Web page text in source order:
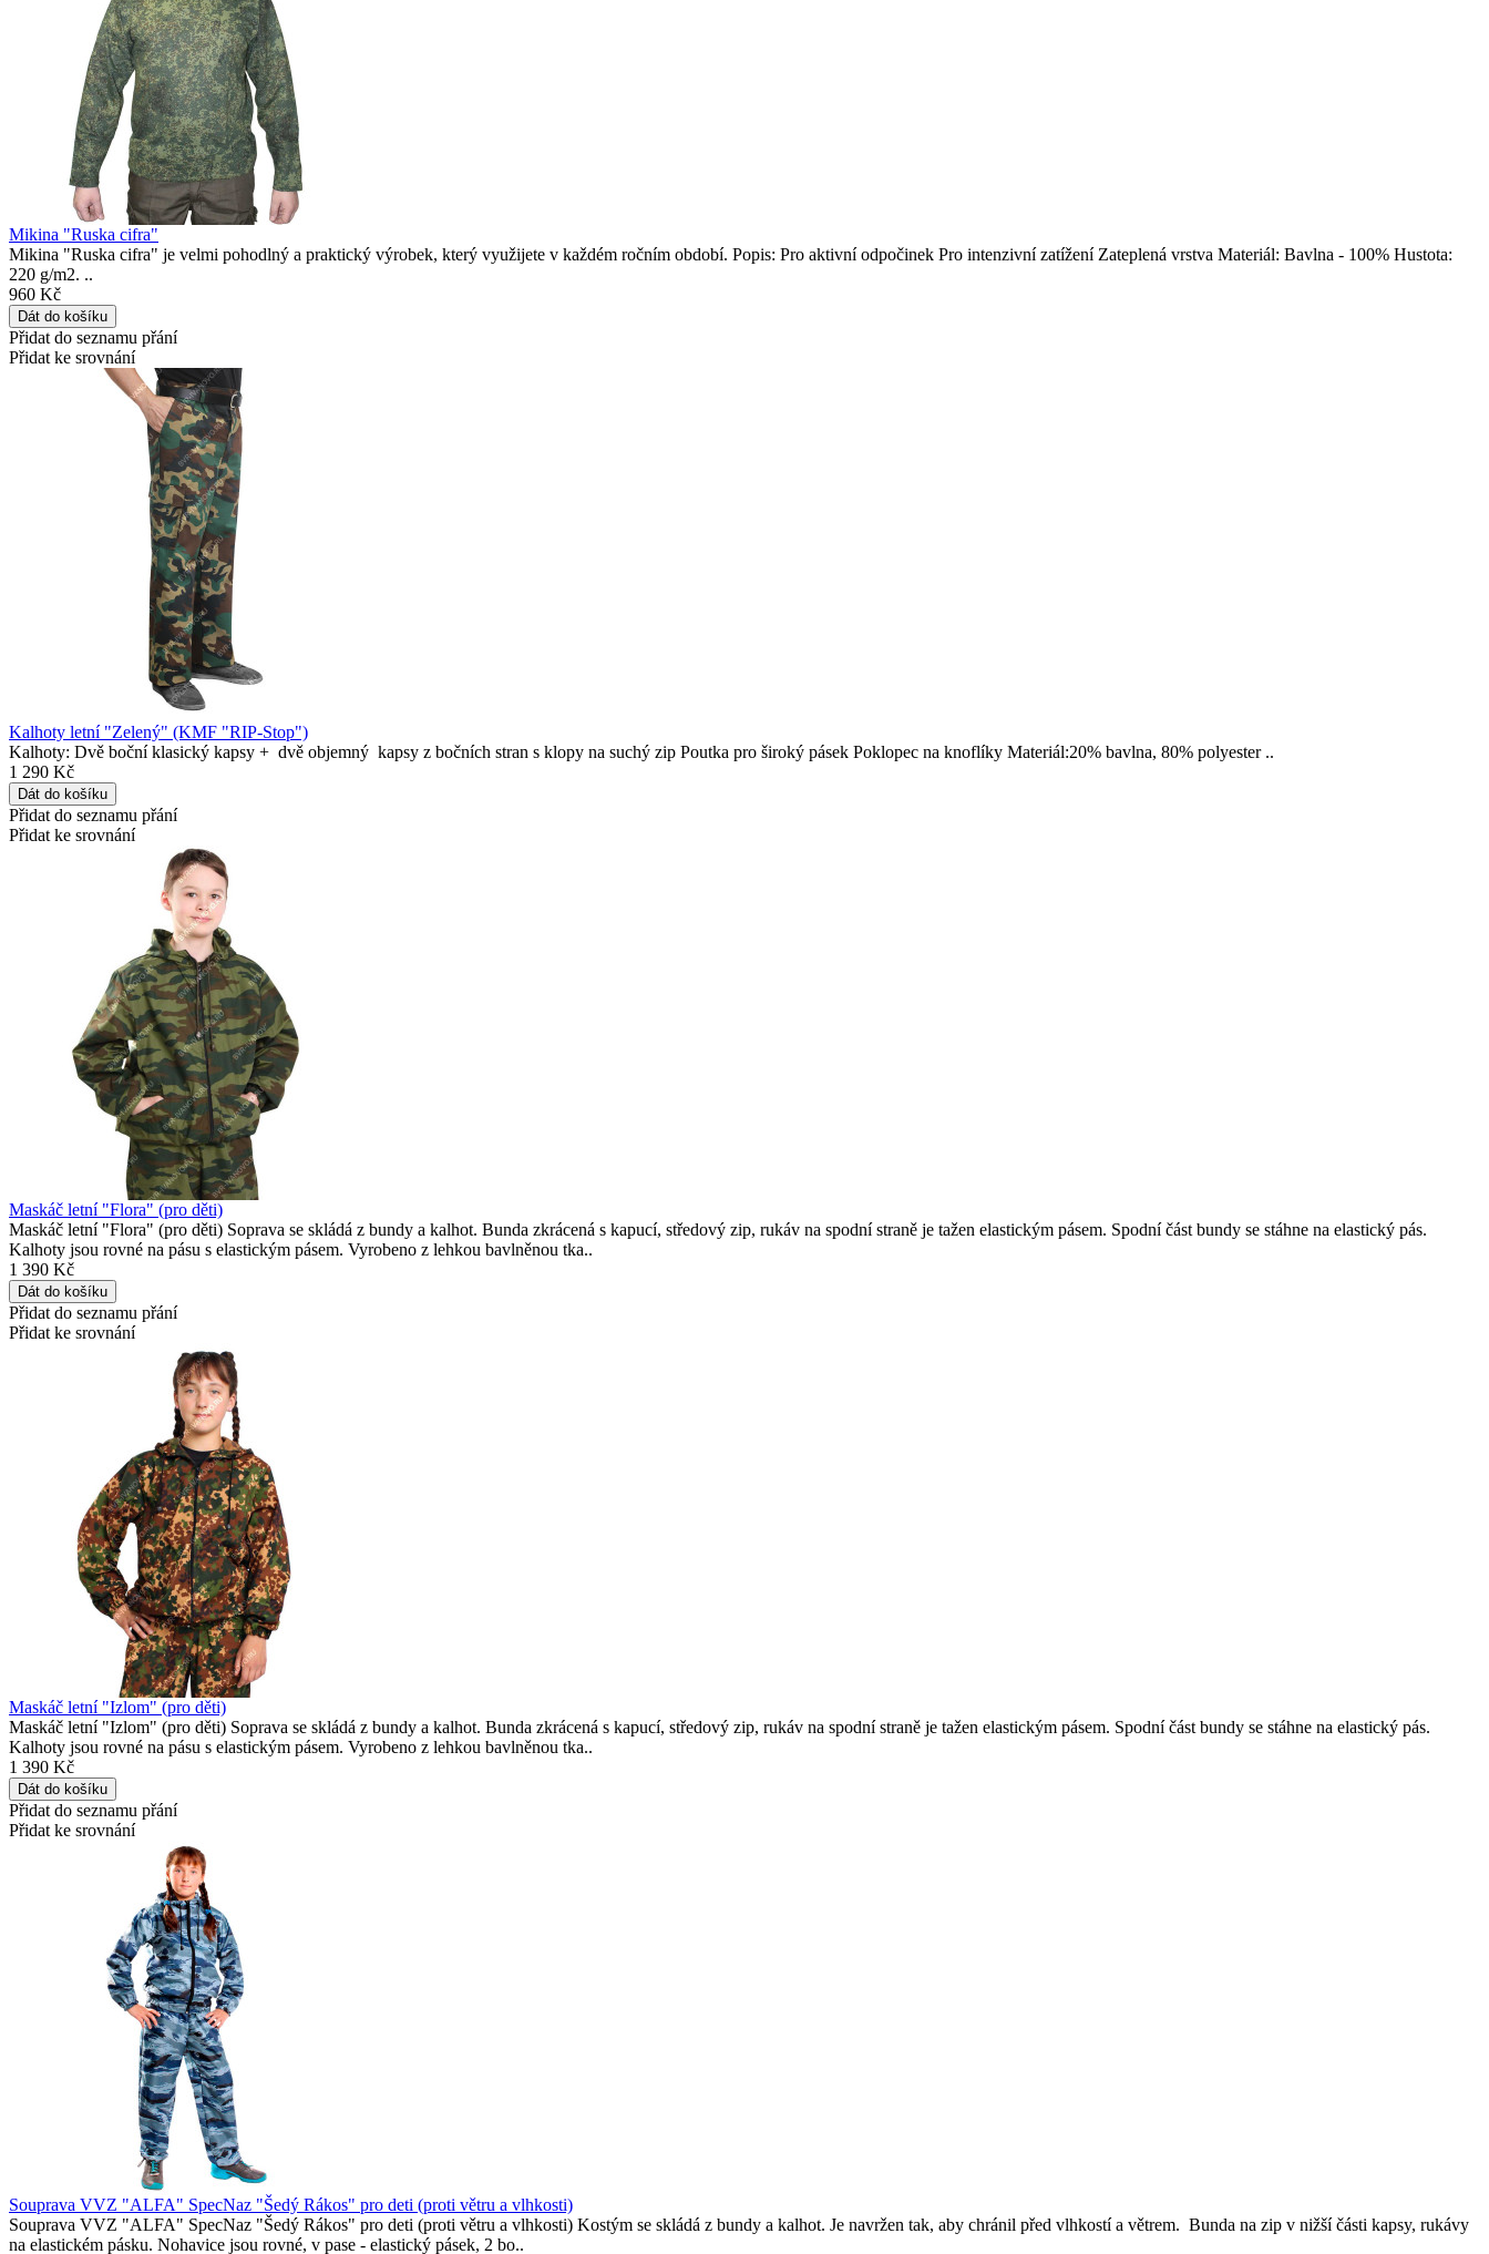
Mikina "Ruska cifra"
Mikina "Ruska cifra" je velmi pohodlný a praktický výrobek, který využijete v každém ročním období. Popis: Pro aktivní odpočinek Pro intenzivní zatížení Zateplená vrstva Materiál: Bavlna - 100% Hustota:
220 g/m2. ..
960 Kč
Přidat do seznamu přání
Přidat ke srovnání
Kalhoty letní "Zelený" (KMF "RIP-Stop")
Kalhoty: Dvě boční klasický kapsy + dvě objemný kapsy z bočních stran s klopy na suchý zip Poutka pro široký pásek Poklopec na knoflíky Materiál:20% bavlna, 80% polyester ..
1 290 Kč
Přidat do seznamu přání
Přidat ke srovnání
Maskáč letní "Flora" (pro děti)
Maskáč letní "Flora" (pro děti) Soprava se skládá z bundy a kalhot. Bunda zkrácená s kapucí, středový zip, rukáv na spodní straně je tažen elastickým pásem. Spodní část bundy se stáhne na elastický pás.
Kalhoty jsou rovné na pásu s elastickým pásem. Vyrobeno z lehkou bavlněnou tka..
1 390 Kč
Přidat do seznamu přání
Přidat ke srovnání
Maskáč letní "Izlom" (pro děti)
Maskáč letní "Izlom" (pro děti) Soprava se skládá z bundy a kalhot. Bunda zkrácená s kapucí, středový zip, rukáv na spodní straně je tažen elastickým pásem. Spodní část bundy se stáhne na elastický pás.
Kalhoty jsou rovné na pásu s elastickým pásem. Vyrobeno z lehkou bavlněnou tka..
1 390 Kč
Přidat do seznamu přání
Přidat ke srovnání
Souprava VVZ "ALFA" SpecNaz "Šedý Rákos" pro deti (proti větru a vlhkosti)
Souprava VVZ "ALFA" SpecNaz "Šedý Rákos" pro deti (proti větru a vlhkosti) Kostým se skládá z bundy a kalhot. Je navržen tak, aby chránil před vlhkostí a větrem. Bunda na zip v nižší části kapsy, rukávy
na elastickém pásku. Nohavice jsou rovné, v pase - elastický pásek, 2 bo..